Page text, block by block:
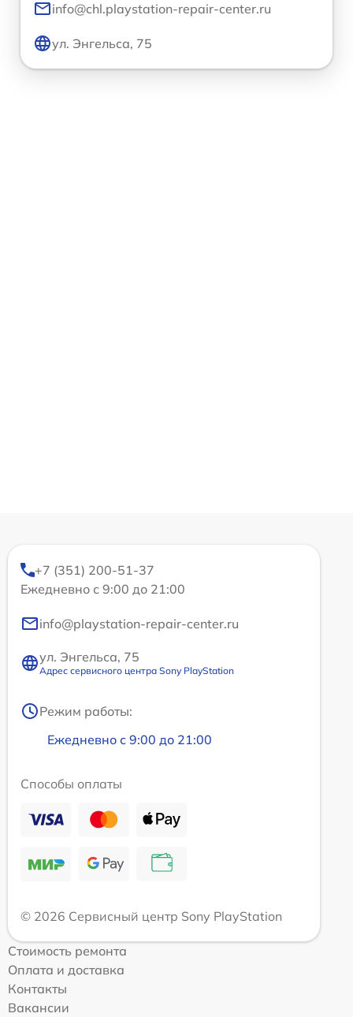
info@chl.playstation-repair-center.ru
ул. Энгельса, 75
+7 (351) 200-51-37
Ежедневно с 9:00 до 21:00
info@playstation-repair-center.ru
ул. Энгельса, 75
Адрес сервисного центра Sony PlayStation
Режим работы:
Ежедневно с 9:00 до 21:00
Способы оплаты
© 2026 Сервисный центр Sony PlayStation
Стоимость ремонта
Оплата и доставка
Контакты
Вакансии